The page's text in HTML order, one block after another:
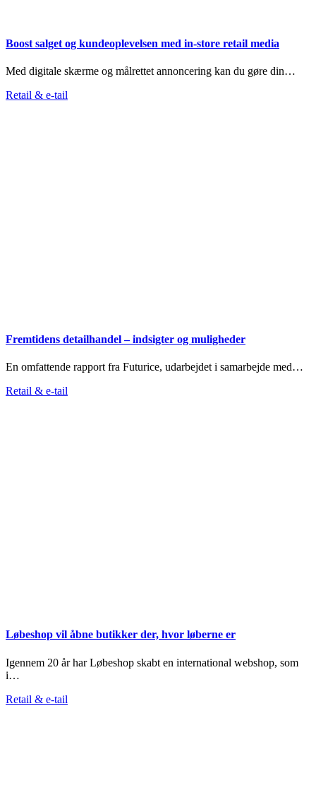
Boost salget og kundeoplevelsen med in-store retail media
Med digitale skærme og målrettet annoncering kan du gøre din…
Retail & e-tail
Fremtidens detailhandel – indsigter og muligheder
En omfattende rapport fra Futurice, udarbejdet i samarbejde med…
Retail & e-tail
Løbeshop vil åbne butikker der, hvor løberne er
Igennem 20 år har Løbeshop skabt en international webshop, som
i…
Retail & e-tail